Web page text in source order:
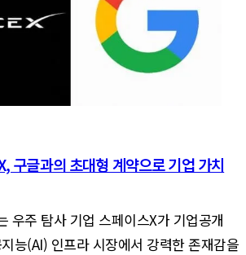
구글과의 초대형 계약으로 기업 가치
우주 탐사 기업 스페이스X가 기업공개
능(AI) 인프라 시장에서 강력한 존재감을